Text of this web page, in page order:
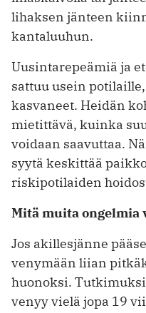
lihaksen jänteen
kantaluuhun.
Uusintarepeämiä ja
sattuu usein
kasvaneet. Heidän
mietittävä, kuinka
voidaan saavuttaa.
syytä keskittää
riskipotilaiden
Mitä muita ongelmia
Jos akillesjänne
venymään liian
huonoksi.
venyy vielä jopa 19